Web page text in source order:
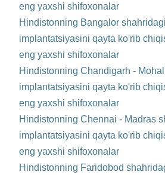
eng yaxshi shifoxonalar
Hindistonning Bangalor
implantatsiyasini qayta ko'rib
eng yaxshi shifoxonalar
Hindistonning Chandigarh -
implantatsiyasini qayta ko'rib
eng yaxshi shifoxonalar
Hindistonning Chennai - Madras
implantatsiyasini qayta ko'rib
eng yaxshi shifoxonalar
Hindistonning Faridobod